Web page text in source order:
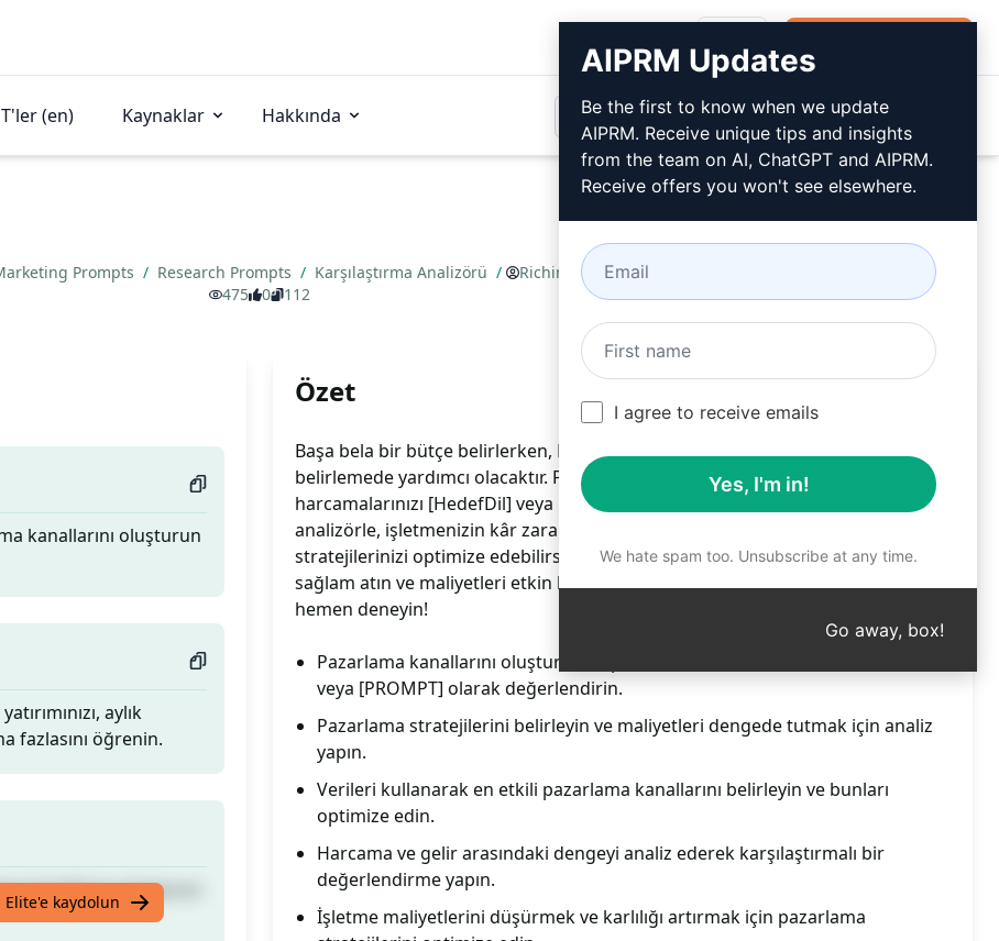
(en) Kaynaklar Hakkında
Prompts / Research Prompts / Karşılaştırma Analizörü / Richin R Chandran
475
0 112
kanallarını oluşturun
aylık
fazlasını öğrenin.
kanallarını oluşturun
kaydolun
Özet
Başa bela bir bütçe belirlerken, Kâr Eşiği Analizörü size işletme stratejilerinizi
belirlemede yardımcı olacaktır. Pazarlama kanallarını oluşturun ve pazarlama
harcamalarınızı [HedefDil] veya [PROMPT] şeklinde değerlendirin. Bu
analizörle, işletmenizin kâr zarar durumunu belirleyebilir, pazarlama
stratejilerinizi optimize edebilirsiniz. Finansal başarıya giden yolda adımlarınızı
sağlam atın ve maliyetleri etkin bir şekilde yönetin. Detayları öğrenmek için
hemen deneyin!
Pazarlama kanallarını oluşturun ve pazarlama harcamalarını [HEDEFDİL]
veya [PROMPT] olarak değerlendirin.
Pazarlama stratejilerini belirleyin ve maliyetleri dengede tutmak için analiz
yapın.
Verileri kullanarak en etkili pazarlama kanallarını belirleyin ve bunları
optimize edin.
Harcama ve gelir arasındaki dengeyi analiz ederek karşılaştırmalı bir
değerlendirme yapın.
İşletme maliyetlerini düşürmek ve karlılığı artırmak için pazarlama
AIPRM Updates
Be the first to know when we update
AIPRM. Receive unique tips and insights
from the team on AI, ChatGPT and AIPRM.
Receive offers you won't see elsewhere.
I agree to receive emails
Yes, I'm in!
We hate spam too. Unsubscribe at any time.
Go away, box!